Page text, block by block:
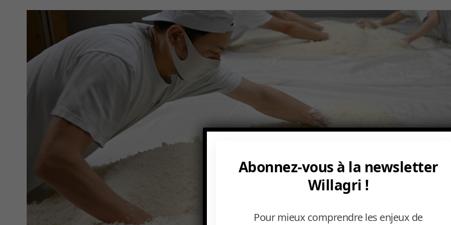
Abonnez-vous à la newsletter
Willagri !
Pour mieux comprendre les enjeux de